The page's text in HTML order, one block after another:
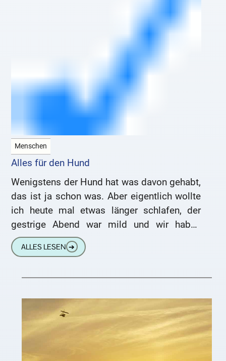
Menschen
Alles für den Hund
Wenigstens der Hund hat was davon gehabt,
das ist ja schon was. Aber eigentlich wollte
ich heute mal etwas länger schlafen, der
gestrige Abend war mild und wir haben
lange
ALLES LESEN ➔